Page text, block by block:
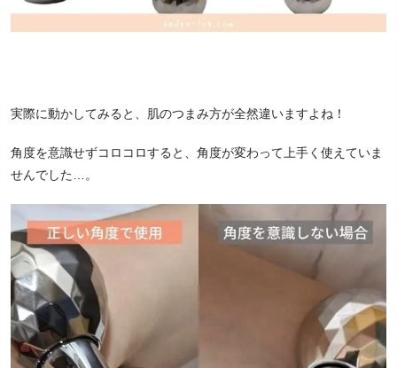
実際に動かしてみると、肌のつまみ方が全然違いますよね！
角度を意識せずコロコロすると、角度が変わって上手く使えていま
せんでした…。